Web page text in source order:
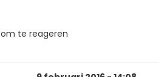
om te reageren